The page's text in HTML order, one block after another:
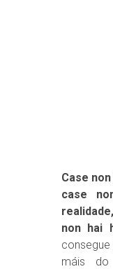
Case
case
non hai
máis